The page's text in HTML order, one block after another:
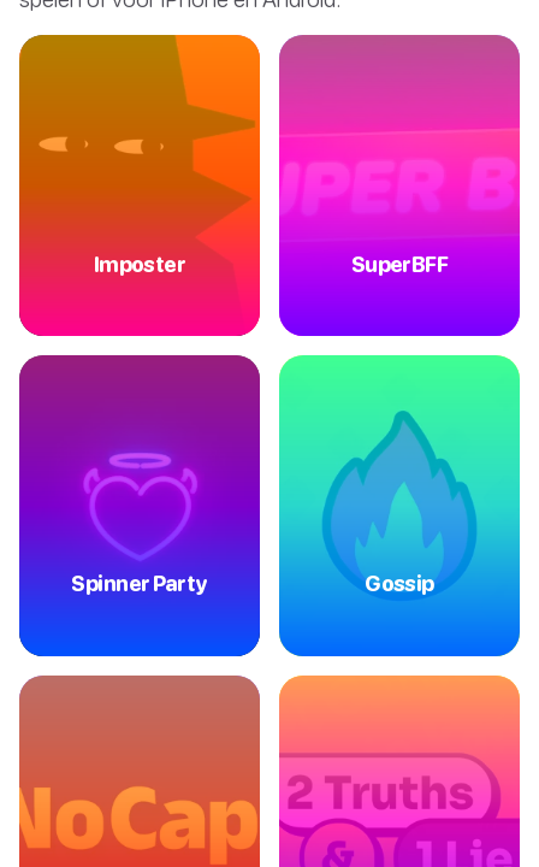
Imposter SuperBFF
Spinner Party Gossip